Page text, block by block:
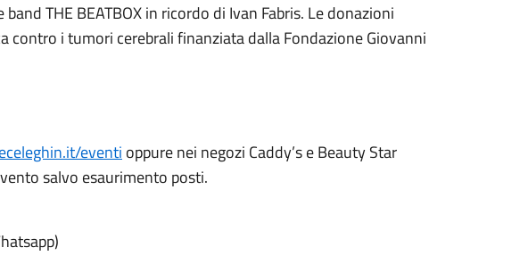
THE BEATBOX in ricordo di Ivan Fabris. Le donazioni
contro i tumori cerebrali finanziata dalla Fondazione Giovanni
eventi oppure nei negozi Caddy’s e Beauty Star
salvo esaurimento posti.